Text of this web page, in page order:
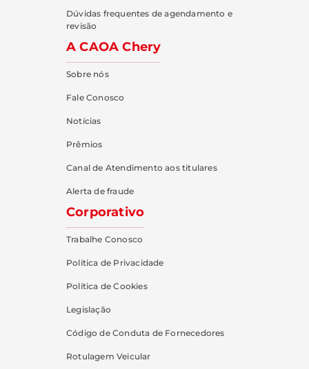
Dúvidas frequentes de agendamento e
revisão
A CAOA Chery
Sobre nós
Fale Conosco
Notícias
Prêmios
Canal de Atendimento aos titulares
Alerta de fraude
Corporativo
Trabalhe Conosco
Política de Privacidade
Política de Cookies
Legislação
Código de Conduta de Fornecedores
Rotulagem Veicular